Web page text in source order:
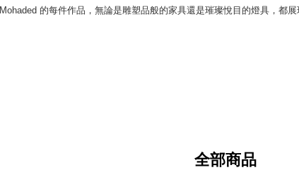
Mohaded 的每件作品，無論是雕塑品般的家具還是璀璨悅目的燈具，都
全部商品